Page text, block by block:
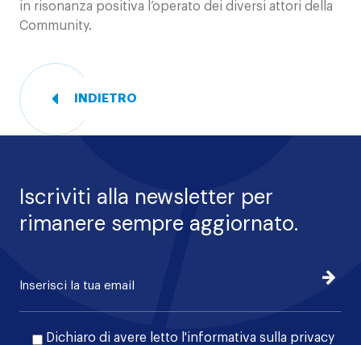
in risonanza positiva l’operato dei diversi attori della
Community.
INDIETRO
Iscriviti alla newsletter per
rimanere sempre aggiornato.
Dichiaro di avere letto l'informativa sulla privacy
Iscrivi